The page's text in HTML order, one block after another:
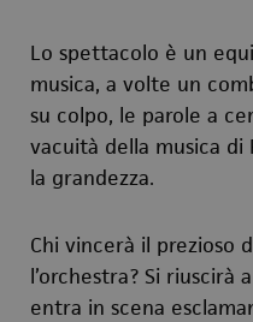
Lo spettacolo è un
musica, a volte un
su colpo, le parole a
vacuità della musica
la grandezza.
Chi vincerà il prezioso
l’orchestra? Si riuscirà
entra in scena